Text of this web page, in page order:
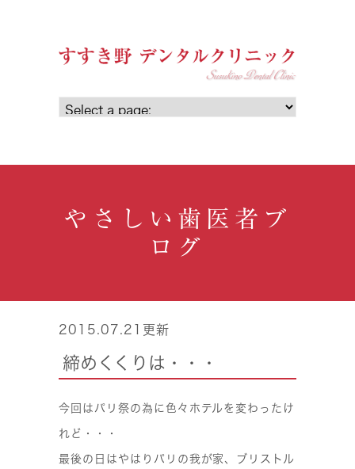
やさしい歯医者ブ
ログ
2015.07.21更新
締めくくりは・・・
今回はパリ祭の為に色々ホテルを変わったけ
れど・・・
最後の日はやはりパリの我が家、ブリストル